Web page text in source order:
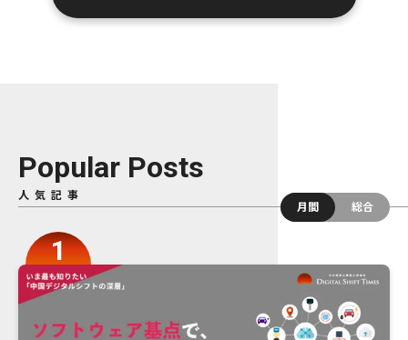
Popular Posts
人気記事
月間
総合